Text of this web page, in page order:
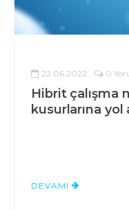
22.06.2022 0
Hibrit çalışma
kusurlarına yol
DEVAMI